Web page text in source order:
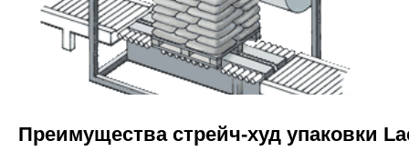
Преимущества стрейч-худ упаковки